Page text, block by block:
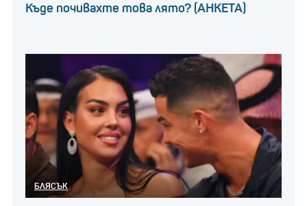
Къде почивахте това лято? (АНКЕТА)
БЛЯСЪК